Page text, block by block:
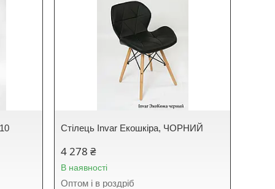
Стілець Invar Екошкіра, ЧОРНИЙ
4 278 ₴
В наявності
Оптом і в роздріб